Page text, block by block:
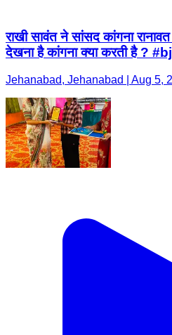
राखी सावंत ने सांसद कांगना
देखना है कांगना क्या करती है ?
Jehanabad, Jehanabad | Aug 5,